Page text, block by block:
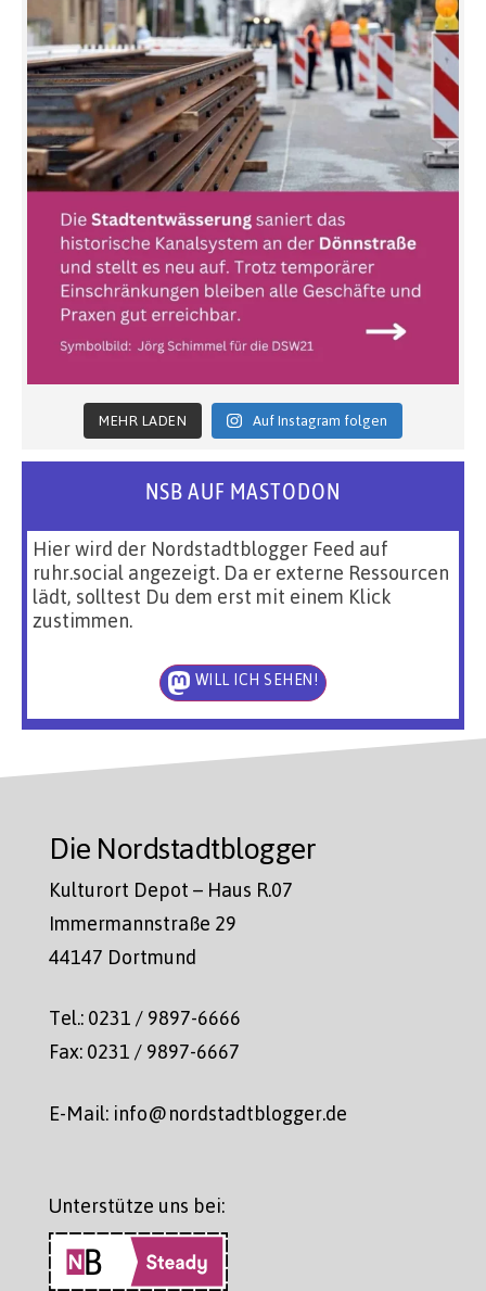
MEHR LADEN Auf Instagram folgen
NSB AUF MASTODON
Hier wird der Nordstadtblogger Feed auf
ruhr.social angezeigt. Da er externe Ressourcen
lädt, solltest Du dem erst mit einem Klick
zustimmen.
WILL ICH SEHEN!
Die Nordstadtblogger
Kulturort Depot – Haus R.07
Immermannstraße 29
44147 Dortmund
Tel.: 0231 / 9897-6666
Fax: 0231 / 9897-6667
E-Mail: info@nordstadtblogger.de
Unterstütze uns bei: